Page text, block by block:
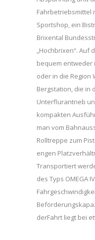
Fahrbetriebsmittel
Sportshop, ein
Brixental
„Hochbrixen“. Auf
bequem entweder
oder in die Region
Bergstation, die in
Unterflurantrieb
kompakten
man vom
Rolltreppe zum
engen
Transportiert
des Typs OMEGA
derFahrt liegt bei